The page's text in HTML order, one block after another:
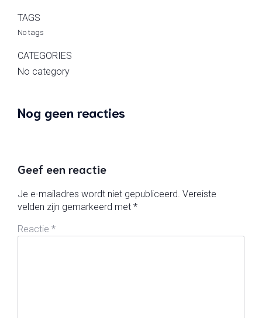
TAGS
No tags
CATEGORIES
No category
Nog geen reacties
Geef een reactie
Je e-mailadres wordt niet gepubliceerd. Vereiste
velden zijn gemarkeerd met *
Reactie *